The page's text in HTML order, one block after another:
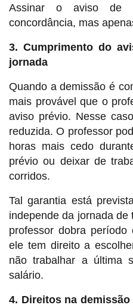
Assinar o aviso de
concordância, mas
3. Cumprimento do
jornada
Quando a demissão é
mais provável que o
aviso prévio. Nesse
reduzida. O professor
horas mais cedo
prévio ou deixar de
corridos.
Tal garantia está
independe da jornada
professor dobra período
ele tem direito a
não trabalhar a última
salário.
4. Direitos na